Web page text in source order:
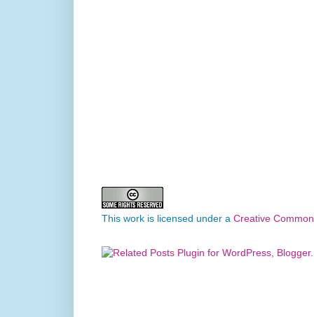
This work is licensed under a Creative